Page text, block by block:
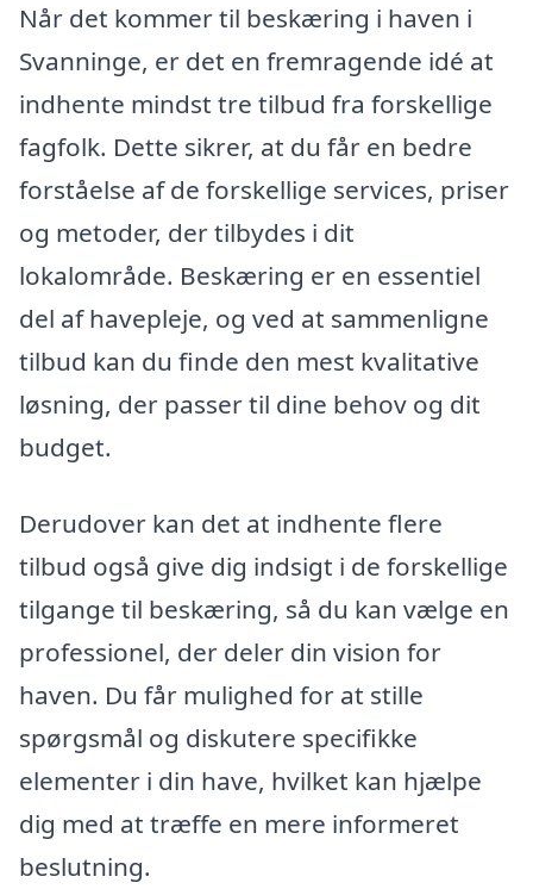
Når det kommer til beskæring i haven i
Svanninge, er det en fremragende idé at
indhente mindst tre tilbud fra forskellige
fagfolk. Dette sikrer, at du får en bedre
forståelse af de forskellige services, priser
og metoder, der tilbydes i dit
lokalområde. Beskæring er en essentiel
del af havepleje, og ved at sammenligne
tilbud kan du finde den mest kvalitative
løsning, der passer til dine behov og dit
budget.
Derudover kan det at indhente flere
tilbud også give dig indsigt i de forskellige
tilgange til beskæring, så du kan vælge en
professionel, der deler din vision for
haven. Du får mulighed for at stille
spørgsmål og diskutere specifikke
elementer i din have, hvilket kan hjælpe
dig med at træffe en mere informeret
beslutning.